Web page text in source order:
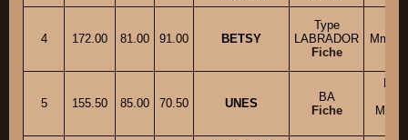
4 172.00 81.00 91.00 BETSY
Type
LABRADOR
Fiche
Mme
5 155.50 85.00 70.50 UNES
BA
Fiche
Mme